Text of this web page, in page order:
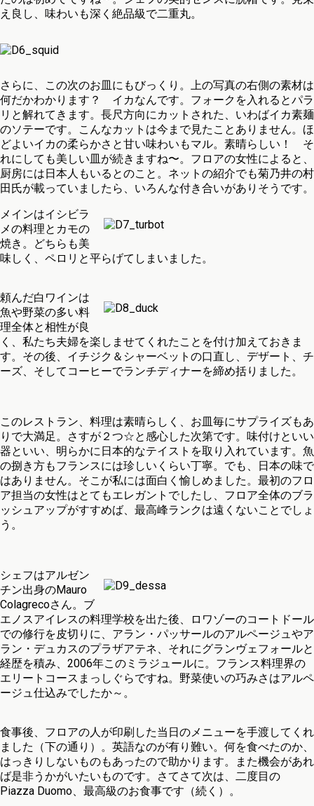
え良し、味わいも深く絶品級で二重丸。
さらに、この次のお皿にもびっくり。上の写真の右側の素材は
何だかわかります？ イカなんです。フォークを入れるとパラ
リと解れてきます。長尺方向にカットされた、いわばイカ素麺
のソテーです。こんなカットは今まで見たことありません。ほ
どよいイカの柔らかさと甘い味わいもマル。素晴らしい！ そ
れにしても美しい皿が続きますね〜。フロアの女性によると、
厨房には日本人もいるとのこと。ネットの紹介でも菊乃井の村
田氏が載っていましたら、いろんな付き合いがありそうです。
メインはイシビラ
メの料理とカモの
焼き。どちらも美
味しく、ペロリと平らげてしまいました。
頼んだ白ワインは
魚や野菜の多い料
理全体と相性が良
く、私たち夫婦を楽しませてくれたことを付け加えておきま
す。その後、イチジク＆シャーベットの口直し、デザート、チ
ーズ、そしてコーヒーでランチディナーを締め括りました。
このレストラン、料理は素晴らしく、お皿毎にサプライズもあ
りで大満足。さすが２つ☆と感心した次第です。味付けといい
器といい、明らかに日本的なテイストを取り入れています。魚
の捌き方もフランスには珍しいくらい丁寧。でも、日本の味で
はありません。そこが私には面白く愉しめました。最初のフロ
ア担当の女性はとてもエレガントでしたし、フロア全体のブラ
ッシュアップがすすめば、最高峰ランクは遠くないことでしょ
う。
シェフはアルゼン
チン出身のMauro
Colagrecoさん。ブ
エノスアイレスの料理学校を出た後、ロワゾーのコートドール
での修行を皮切りに、アラン・パッサールのアルページュやア
ラン・デュカスのプラザアテネ、それにグランヴェフォールと
経歴を積み、2006年このミラジュールに。フランス料理界の
エリートコースまっしぐらですね。野菜使いの巧みさはアルペ
ージュ仕込みでしたか～。
食事後、フロアの人が印刷した当日のメニューを手渡してくれ
ました（下の通り）。英語なのが有り難い。何を食べたのか、
はっきりしないものもあったので助かります。また機会があれ
ば是非うかがいたいものです。さてさて次は、二度目の
Piazza Duomo、最高級のお食事です（続く）。